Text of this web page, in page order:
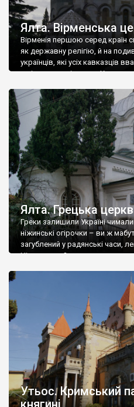
Ялта. Вірменська
Вірменія першою серед країн
як державну релігію, й на
українців, які усіх кавказців
є відданими вірянами Христа
Ялта. Грецька
Греки залишили Україні
ніжинські огірочки – ви ж
загублений у радянські часи,
Ніжин греки?
Утьос. Кримський
княгині